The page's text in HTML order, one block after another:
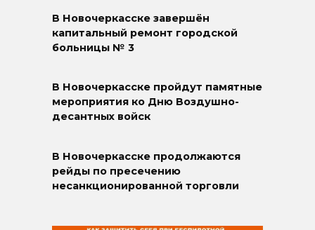
В Новочеркасске завершён
капитальный ремонт городской
больницы № 3
В Новочеркасске пройдут памятные
мероприятия ко Дню Воздушно-
десантных войск
В Новочеркасске продолжаются
рейды по пресечению
несанкционированной торговли